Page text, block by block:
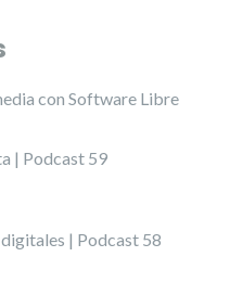
con Software Libre
| Podcast 59
| Podcast 58